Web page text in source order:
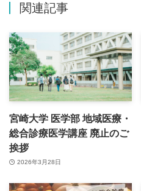
関連記事
宮崎大学 医学部 地域医療・
総合診療医学講座 廃止のご
挨拶
2026年3月28日